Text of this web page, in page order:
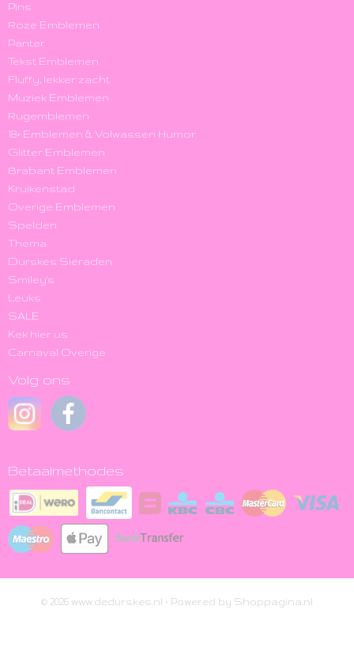
Pins
Roze Emblemen
Panter
Tekst Emblemen
Fluffy, lekker zacht
Muziek Emblemen
Rugemblemen
18+ Emblemen & Volwassen Humor
Glitter Emblemen
Brabant Emblemen
Kruikenstad
Overige Emblemen
Spelden
Thema
Durskes Sieraden
Smiley's
Leuks
SALE
Kek hier us
Carnaval Overige
Volg ons
Betaalmethodes
© 2026 www.dedurskes.nl - Powered by Shoppagina.nl